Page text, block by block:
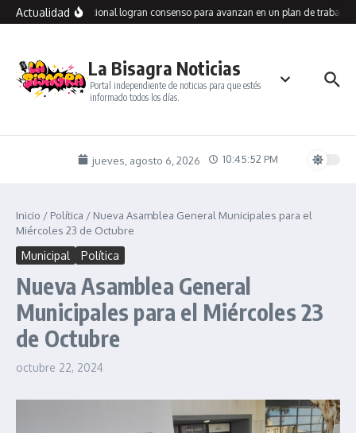
Saltar al contenido
Actualidad
y Vialidad Nacional logran consenso para avanzan en un plan de trabajo
La Bisagra Noticias
Portal independiente de noticias para que estés
informado todos los días.
jueves, agosto 6, 2026 10:45:52 PM
Inicio / Política / Nueva Asamblea General Municipales para el
Miércoles 23 de Octubre
Municipal Política
Nueva Asamblea General
Municipales para el Miércoles 23
de Octubre
octubre 22, 2024